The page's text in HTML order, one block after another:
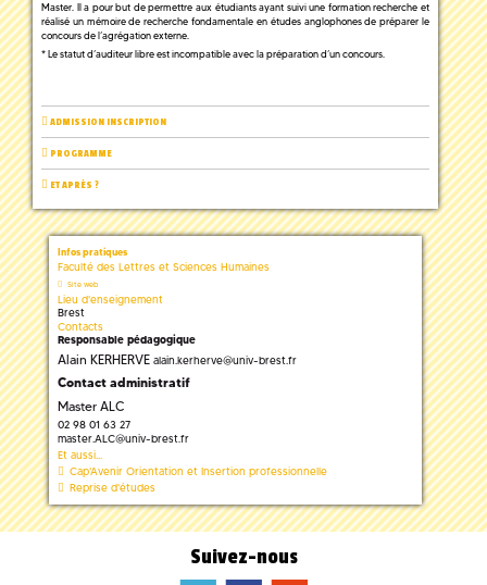
Master. Il a pour but de permettre aux étudiants ayant suivi une formation recherche et
réalisé un mémoire de recherche fondamentale en études anglophones de préparer le
concours de l’agrégation externe.
* Le statut d’auditeur libre est incompatible avec la préparation d’un concours.
ADMISSION INSCRIPTION
PROGRAMME
ET APRÈS ?
Infos pratiques
Faculté des Lettres et Sciences Humaines
Site web
Lieu d'enseignement
Brest
Contacts
Responsable pédagogique
Alain KERHERVE alain.kerherve@univ-brest.fr
Contact administratif
Master ALC
02 98 01 63 27
master.ALC@univ-brest.fr
Et aussi...
Cap'Avenir Orientation et Insertion professionnelle
Reprise d'études
Suivez-nous